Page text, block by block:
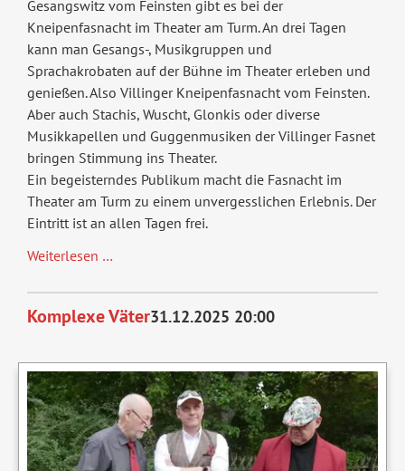
Gesangswitz vom Feinsten gibt es bei der
Kneipenfasnacht im Theater am Turm. An drei Tagen
kann man Gesangs-, Musikgruppen und
Sprachakrobaten auf der Bühne im Theater erleben und
genießen. Also Villinger Kneipen­fasnacht vom Feinsten.
Aber auch Stachis, Wuscht, Glonkis oder diverse
Musikkapellen und Guggenmusiken der Villinger Fasnet
bringen Stimmung ins Theater.
Ein begeisterndes Publikum macht die Fasnacht im
Theater am Turm zu einem unvergesslichen Erlebnis. Der
Eintritt ist an allen Tagen frei.
Weiterlesen …
TaT
Komplexe Väter31.12.2025 20:00